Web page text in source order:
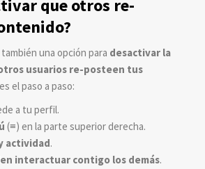
que otros re-
una opción para desactivar la
usuarios re-posteen tus
el paso a paso:
a tu perfil.
(≡) en la parte superior derecha.
actividad.
interactuar contigo los demás.